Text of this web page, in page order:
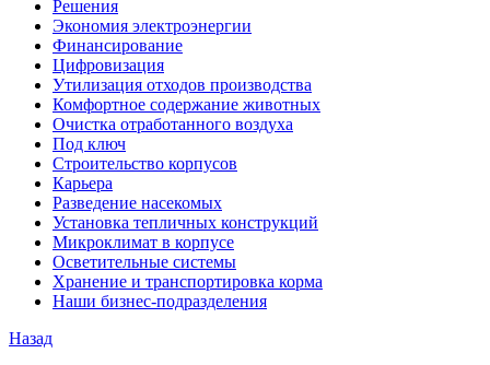
Решения
Экономия электроэнергии
Финансирование
Цифровизация
Утилизация отходов производства
Комфортное содержание животных
Очистка отработанного воздуха
Под ключ
Строительство корпусов
Карьера
Разведение насекомых
Установка тепличных конструкций
Микроклимат в корпусе
Осветительные системы
Хранение и транспортировка корма
Наши бизнес-подразделения
Назад